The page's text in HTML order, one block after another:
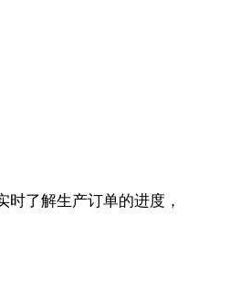
了解生产订单的进度，